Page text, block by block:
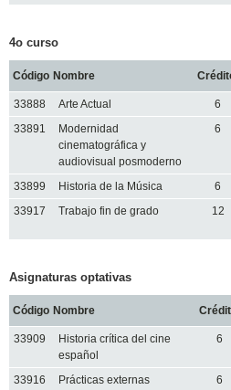
4o curso
Código Nombre
33888 Arte Actual 6
33891
Modernidad
cinematográfica y
audiovisual posmoderno
6
33899 Historia de la Música 6
33917
Trabajo fin de grado 12
Asignaturas optativas
Código Nombre
33909
Historia crítica del cine
español
6
33916 Prácticas externas 6